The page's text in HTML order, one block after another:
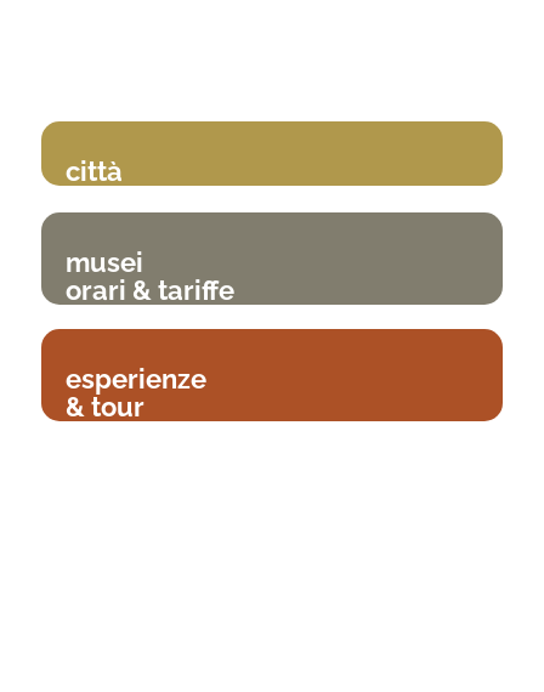
città
musei
orari & tariffe
esperienze
& tour